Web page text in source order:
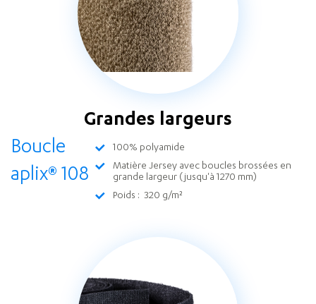
Grandes largeurs
Boucle
aplix® 108
100% polyamide
Matière Jersey avec boucles brossées en
grande largeur (jusqu'à 1270 mm)
Poids : 320 g/m²